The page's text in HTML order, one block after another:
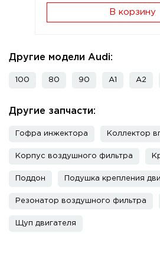
В корзину
Другие модели Audi:
100 80 90 A1 A2
Другие запчасти:
Гофра инжектора Коллектор
Корпус воздушного фильтра
Поддон Подушка крепления
Резонатор воздушного фильтра
Щуп двигателя